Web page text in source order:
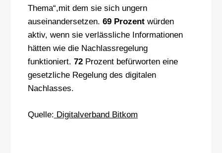
Thema“,mit dem sie sich ungern
auseinandersetzen. 69 Prozent würden
aktiv, wenn sie verlässliche Informationen
hätten wie die Nachlassregelung
funktioniert. 72 Prozent befürworten eine
gesetzliche Regelung des digitalen
Nachlasses.
Quelle: Digitalverband Bitkom